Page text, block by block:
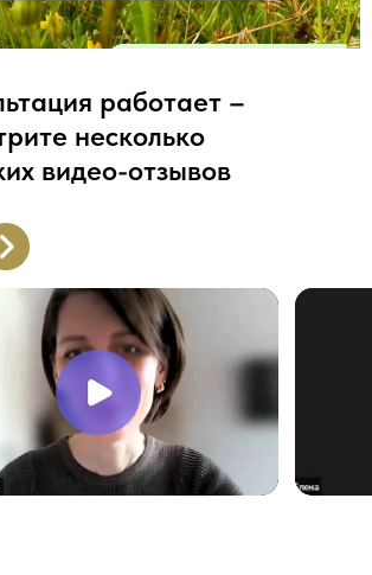
работает –
несколько
видео-отзывов
вопросы